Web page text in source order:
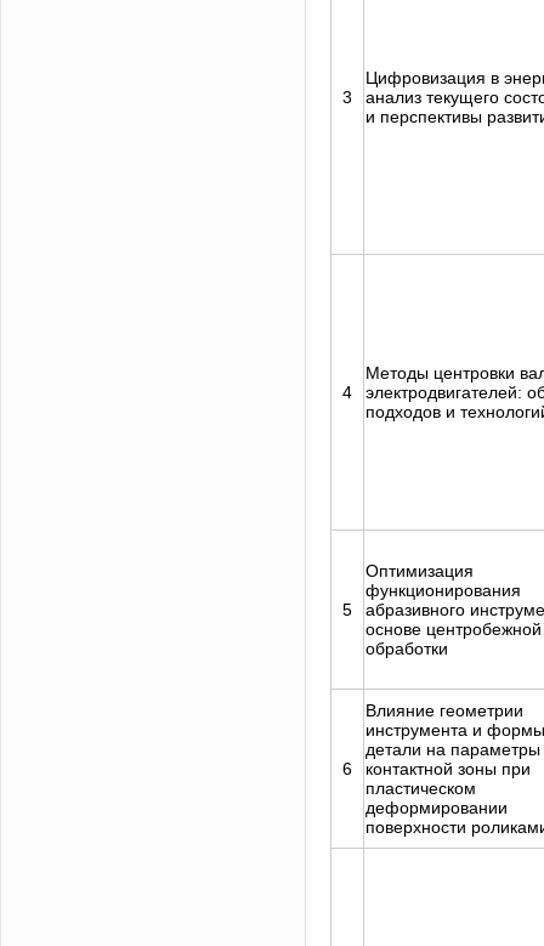
3
Цифровизация в
анализ текущего
и перспективы
4
Методы центровки
электродвигателей:
подходов и
5
Оптимизация
функционирования
абразивного
основе центробежной
обработки
6
Влияние геометрии
инструмента и формы
детали на параметры
контактной зоны при
пластическом
деформировании
поверхности